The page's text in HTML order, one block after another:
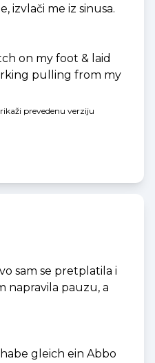
izvlači me iz sinusa.
on my foot & laid
pulling from my
prevedenu verziju
sam se pretplatila i
napravila pauzu, a
gleich ein Abbo